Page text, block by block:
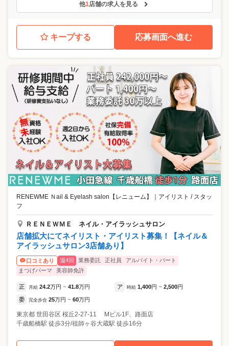
他1店舗の求人を見る
キープする 応募画面へ進む
RENEWME Ｎail & Eyelash salon【レニューム】 ｜ アイリスト / スタッ
フ
ＲＥＮＥＷＭＥ ネイル・アイラッシュサロン
店舗拡大にてネイリスト・アイリスト募集！【ネイル＆
アイラッシュサロン3店舗あり】
口コミあり 週4回 業務委託 正社員
アルバイト・パート
まつげパーマ
美容師免許
正 月給 24.2万円 ~ 41.8万円 ア 時給 1,400円 ~ 2,500円
委 完全歩合 25万円 ~ 60万円
東京都 世田谷区 桜丘2-27-11 Mビル1F、路面店
千歳船橋駅 徒歩3分/祖師ヶ谷大蔵駅 徒歩16分